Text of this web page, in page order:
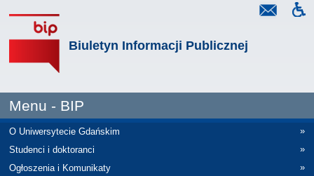
Biuletyn Informacji Publicznej
Menu - BIP
O Uniwersytecie Gdańskim
»
Studenci i doktoranci
»
Ogłoszenia i Komunikaty
»